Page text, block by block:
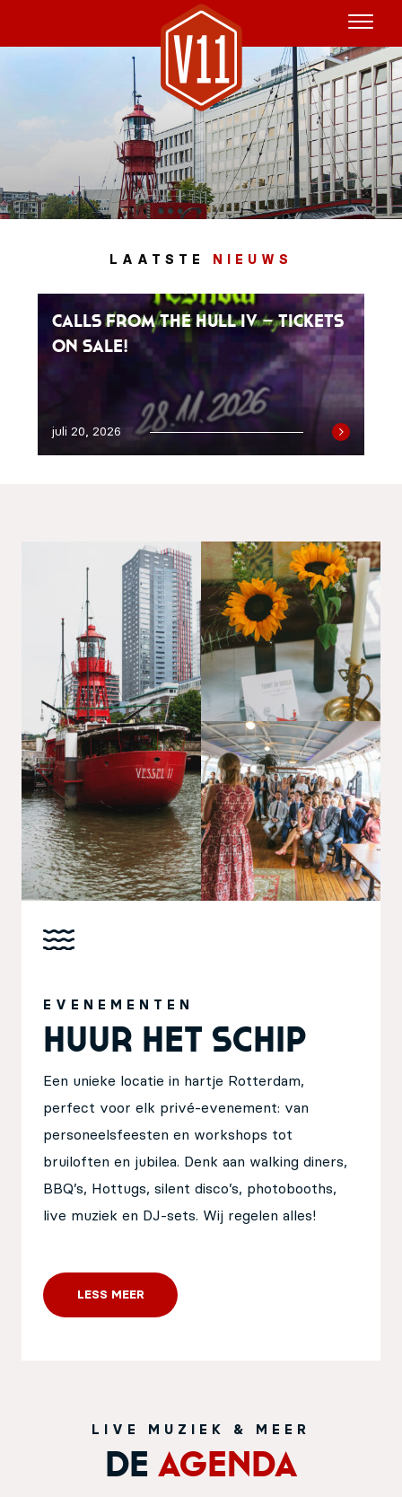
Agenda
Reserveren
Over Ons
Blog
LAATSTE NIEUWS
Calls From The Hull IV – tickets
on sale!
juli 20, 2026
EVENEMENTEN
Huur het schip
Een unieke locatie in hartje Rotterdam,
perfect voor elk privé-evenement: van
personeelsfeesten en workshops tot
bruiloften en jubilea. Denk aan walking diners,
BBQ’s, Hottugs, silent disco’s, photobooths,
live muziek en DJ-sets. Wij regelen alles!
LESS MEER
LIVE MUZIEK & MEER
De Agenda